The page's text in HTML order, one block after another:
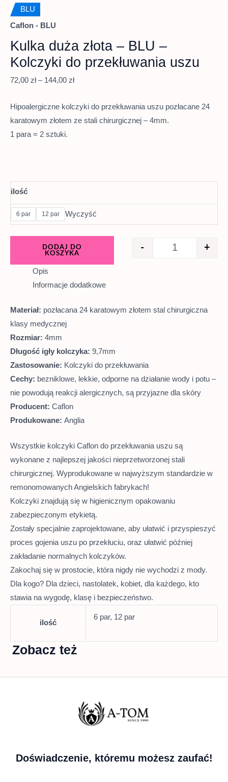
BLU
Caflon - BLU
Kulka duża złota – BLU –
Kolczyki do przekłuwania uszu
72,00 zł – 144,00 zł
Hipoalergiczne kolczyki do przekłuwania uszu pozłacane 24
karatowym złotem ze stali chirurgicznej – 4mm.
1 para = 2 sztuki.
ilość
6 par 12 par Wyczyść
- +
DODAJ DO
KOSZYKA
Opis
Informacje dodatkowe
Materiał: pozłacana 24 karatowym złotem stal chirurgiczna
klasy medycznej
Rozmiar: 4mm
Długość igły kolczyka: 9,7mm
Zastosowanie: Kolczyki do przekłuwania
Cechy: bezniklowe, lekkie, odporne na działanie wody i potu –
nie powodują reakcji alergicznych, są przyjazne dla skóry
Producent: Caflon
Produkowane: Anglia
Wszystkie kolczyki Caflon do przekłuwania uszu są
wykonane z najlepszej jakości nieprzetworzonej stali
chirurgicznej. Wyprodukowane w najwyższym standardzie w
remonomowanych Angielskich fabrykach!
Kolczyki znajdują się w higienicznym opakowaniu
zabezpieczonym etykietą.
Zostały specjalnie zaprojektowane, aby ułatwić i przyspieszyć
proces gojenia uszu po przekłuciu, oraz ułatwić później
zakładanie normalnych kolczyków.
Zakochaj się w prostocie, która nigdy nie wychodzi z mody.
Dla kogo? Dla dzieci, nastolatek, kobiet, dla każdego, kto
stawia na wygodę, klasę i bezpieczeństwo.
ilość
6 par, 12 par
Zobacz też
Doświadczenie, któremu możesz zaufać!